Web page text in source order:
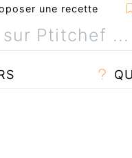
une recette